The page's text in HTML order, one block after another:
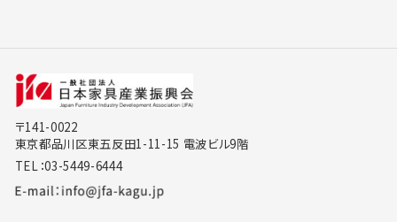
〒141-0022
東京都品川区東五反田1-11-15 電波ビル9階
TEL：03-5449-6444